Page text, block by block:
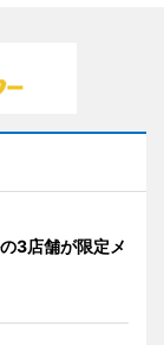
3店舗が限定メ